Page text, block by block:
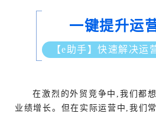
一键提升运
【e助手】快速解决运
在激烈的外贸竞争中,我们都
业绩增长。但在实际运营中,我们